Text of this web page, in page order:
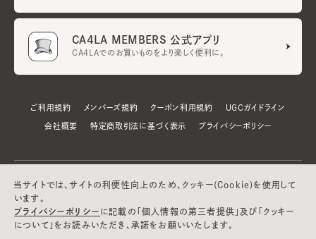
CA4LA MEMBERS 公式アプリ
CA4LAでのお買いものをより楽しく便利に。
ご利用規約 メンバーズ規約 クーポン利用規約 UGCガイドライン
会社概要 特定商取引法に基づく表示 プライバシーポリシー
当サイトでは、サイトの利便性向上のため、クッキー(Cookie)を使用して
います。
プライバシーポリシー に記載の「個人情報の第三者提供」及び「クッキー
について」をお読みいただき、承諾をお願いいたします。